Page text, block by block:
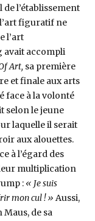
l’établissement
figuratif ne
l’art
avait accompli
Art, sa première
et finale aux arts
face à la volonté
selon le jeune
laquelle il serait
aux alouettes.
à l’égard des
multiplication
: « Je suis
mon cul ! » Aussi,
de sa